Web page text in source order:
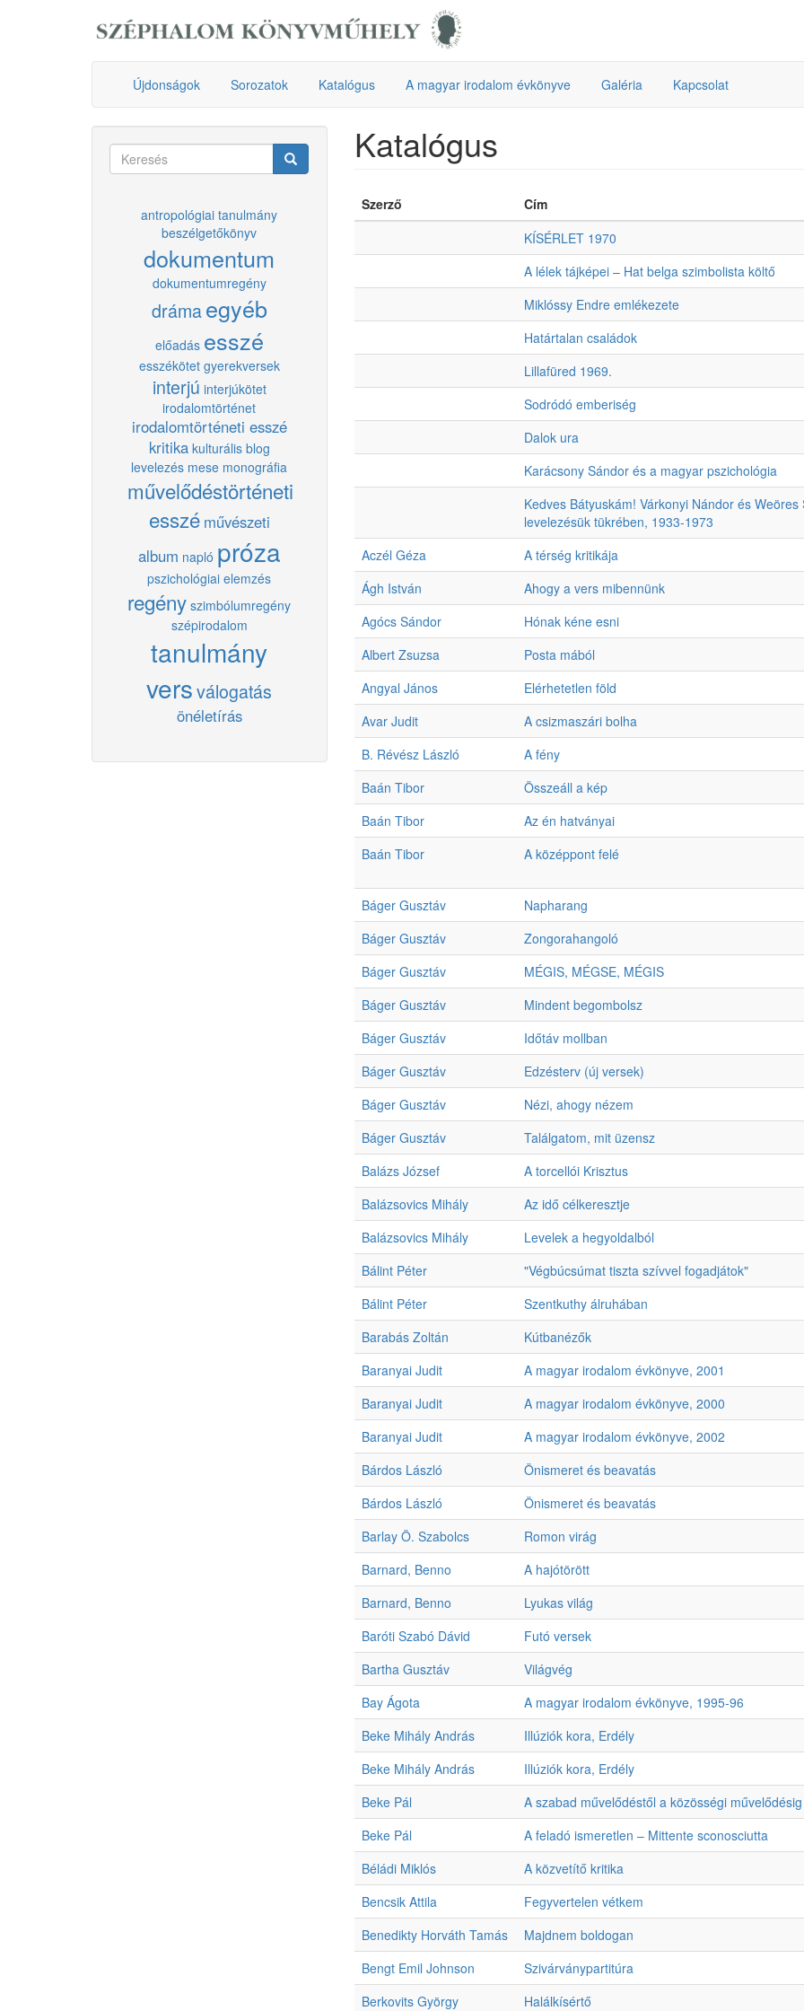
Újdonságok Sorozatok Katalógus A magyar irodalom évkönyve Galéria Kapcsolat
Keresés
antropológiai tanulmány
beszélgetőkönyv
dokumentum
dokumentumregény
drámaegyéb
előadás esszé
esszékötet gyerekversek
interjú interjúkötet
irodalomtörténet
irodalomtörténeti esszé
kritika kulturális blog
levelezés mese monográfia
művelődéstörténeti
esszé művészeti
album napló próza
pszichológiai elemzés
regény szimbólumregény
szépirodalom
tanulmány
versválogatás
önéletírás
Katalógus
Szerző
Cím
KÍSÉRLET 1970
A lélek tájképei – Hat belga szimbolista költő
Miklóssy Endre emlékezete
Határtalan családok
Lillafüred 1969.
Sodródó emberiség
Dalok ura
Karácsony Sándor és a magyar pszichológia
Kedves Bátyuskám! Várkonyi Nándor és
levelezésük tükrében, 1933-1973
Aczél Géza
A térség kritikája
Ágh István
Ahogy a vers mibennünk
Agócs Sándor
Hónak kéne esni
Albert Zsuzsa
Posta mából
Angyal János
Elérhetetlen föld
Avar Judit
A csizmaszári bolha
B. Révész László
A fény
Baán Tibor
Összeáll a kép
Baán Tibor
Az én hatványai
Baán Tibor
A középpont felé
Báger Gusztáv
Napharang
Báger Gusztáv
Zongorahangoló
Báger Gusztáv
MÉGIS, MÉGSE, MÉGIS
Báger Gusztáv
Mindent begombolsz
Báger Gusztáv
Időtáv mollban
Báger Gusztáv
Edzésterv (új versek)
Báger Gusztáv
Nézi, ahogy nézem
Báger Gusztáv
Találgatom, mit üzensz
Balázs József
A torcellói Krisztus
Balázsovics Mihály
Az idő célkeresztje
Balázsovics Mihály
Levelek a hegyoldalból
Bálint Péter
"Végbúcsúmat tiszta szívvel fogadjátok"
Bálint Péter
Szentkuthy álruhában
Barabás Zoltán
Kútbanézők
Baranyai Judit
A magyar irodalom évkönyve, 2001
Baranyai Judit
A magyar irodalom évkönyve, 2000
Baranyai Judit
A magyar irodalom évkönyve, 2002
Bárdos László
Önismeret és beavatás
Bárdos László
Önismeret és beavatás
Barlay Ö. Szabolcs
Romon virág
Barnard, Benno
A hajótörött
Barnard, Benno
Lyukas világ
Baróti Szabó Dávid
Futó versek
Bartha Gusztáv
Világvég
Bay Ágota
A magyar irodalom évkönyve, 1995-96
Beke Mihály András
Illúziók kora, Erdély
Beke Mihály András
Illúziók kora, Erdély
Beke Pál
A szabad művelődéstől a közösségi művelődésig
Beke Pál
A feladó ismeretlen – Mittente sconosciutta
Béládi Miklós
A közvetítő kritika
Bencsik Attila
Fegyvertelen vétkem
Benedikty Horváth Tamás
Majdnem boldogan
Bengt Emil Johnson
Szivárványpartitúra
Berkovits György
Halálkísértő